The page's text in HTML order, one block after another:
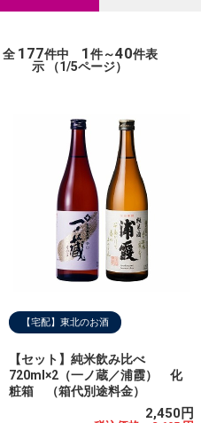
全 177件中 1件～40件表
示 （1/5ページ）
【宅配】東北のお酒
【セット】純米飲み比べ
720ml×2（一ノ蔵／浦霞） 化
粧箱 （箱代別途料金）
2,450円